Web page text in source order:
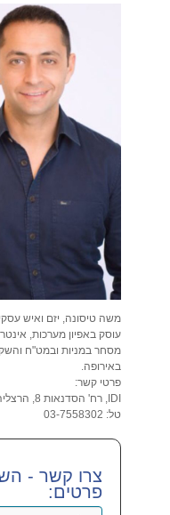
משה טיסונה, יזם ואיש
עוסק באפיון מערכות,
מסחר במניות ובמט"ח
באירופה.
פרטי קשר:
IDI, רח' הסדנאות 8, הרצליה
טל: 03-7558302
צרו קשר -
פרטים: